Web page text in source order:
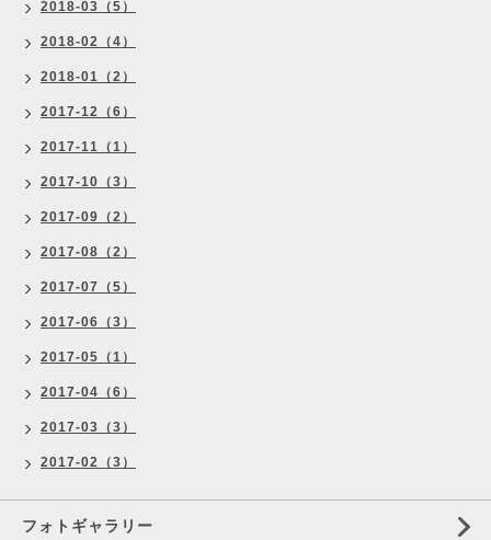
2018-03（5）
2018-02（4）
2018-01（2）
2017-12（6）
2017-11（1）
2017-10（3）
2017-09（2）
2017-08（2）
2017-07（5）
2017-06（3）
2017-05（1）
2017-04（6）
2017-03（3）
2017-02（3）
フォトギャラリー